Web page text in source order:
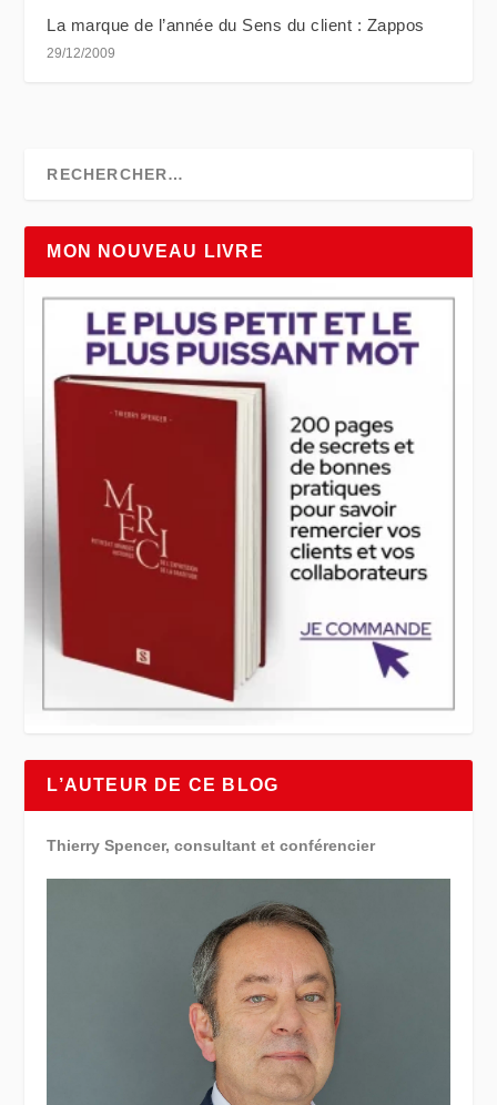
La marque de l’année du Sens du client : Zappos
29/12/2009
MON NOUVEAU LIVRE
L’AUTEUR DE CE BLOG
Thierry Spencer, consultant et conférencier